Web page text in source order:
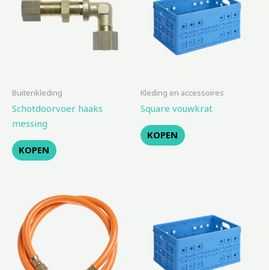
Buitenkleding
Schotdoorvoer haaks
messing
KOPEN
Kleding en accessoires
Square vouwkrat
KOPEN